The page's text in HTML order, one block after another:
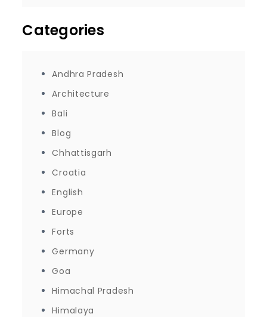
Categories
Andhra Pradesh
Architecture
Bali
Blog
Chhattisgarh
Croatia
English
Europe
Forts
Germany
Goa
Himachal Pradesh
Himalaya